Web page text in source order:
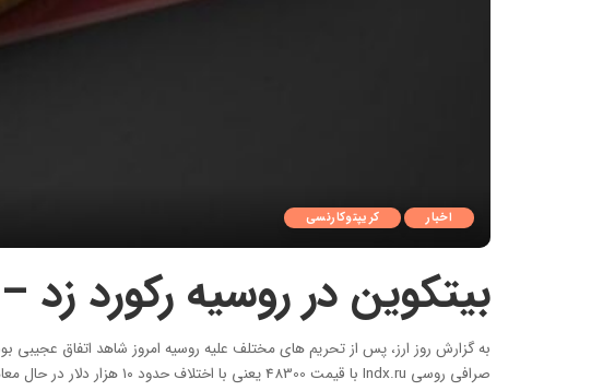
اخبار کریپتوکارنسی
بیتکوین در روسیه رکورد زد –
صرافی روسی Indx.ru با قیمت 48300 یعنی با اختلاف حدود ۱۰ هزار دلار در حال معامله است، این اتفاق برای سایر ارزهای